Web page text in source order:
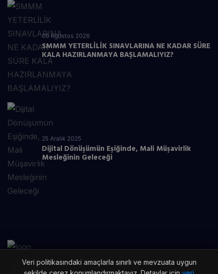
05 Ağustos 2026
SMMM YETERLİLİK SINAVLARINA NE KADAR SÜRE
KALA HAZIRLANMAYA BAŞLAMALIYIZ?
25 Aralık 2025
Dijital Dönüşümün Eşiğinde, Mali Müşavirlik
Mesleğinin Geleceği
Copyright ©2026by Sds Akademi Eğitim Hizmetleri.
Veri politikasındaki amaçlarla sınırlı ve mevzuata uygun